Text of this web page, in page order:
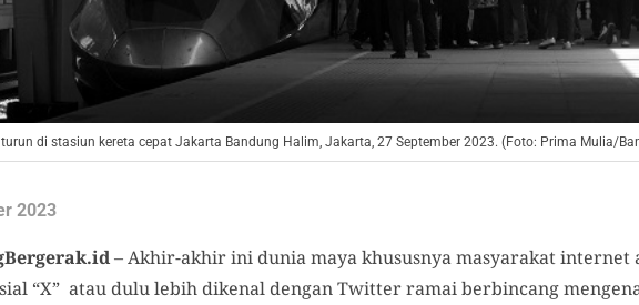
di stasiun kereta cepat Jakarta Bandung Halim, Jakarta, 27 September 2023. (Foto: Prima Mulia/
2023
– Akhir-akhir ini dunia maya khususnya masyarakat internet
“X” atau dulu lebih dikenal dengan Twitter ramai berbincang